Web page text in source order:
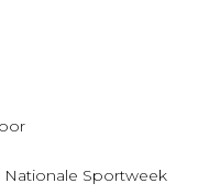
Sportweek